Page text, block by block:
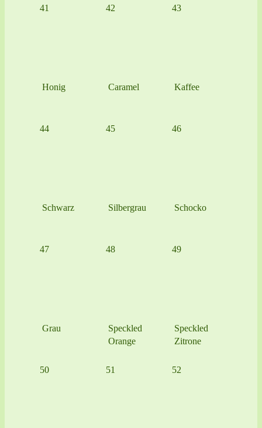
41
Honig
42
Caramel
43
Kaffee
44
Schwarz
45
Silbergrau
46
Schocko
47
Grau
48
Speckled
Orange
49
Speckled
Zitrone
50 51 52